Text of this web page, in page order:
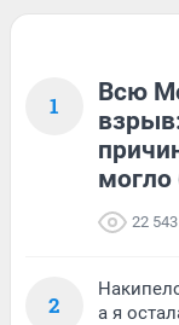
1
Всю
22 543
2
а я